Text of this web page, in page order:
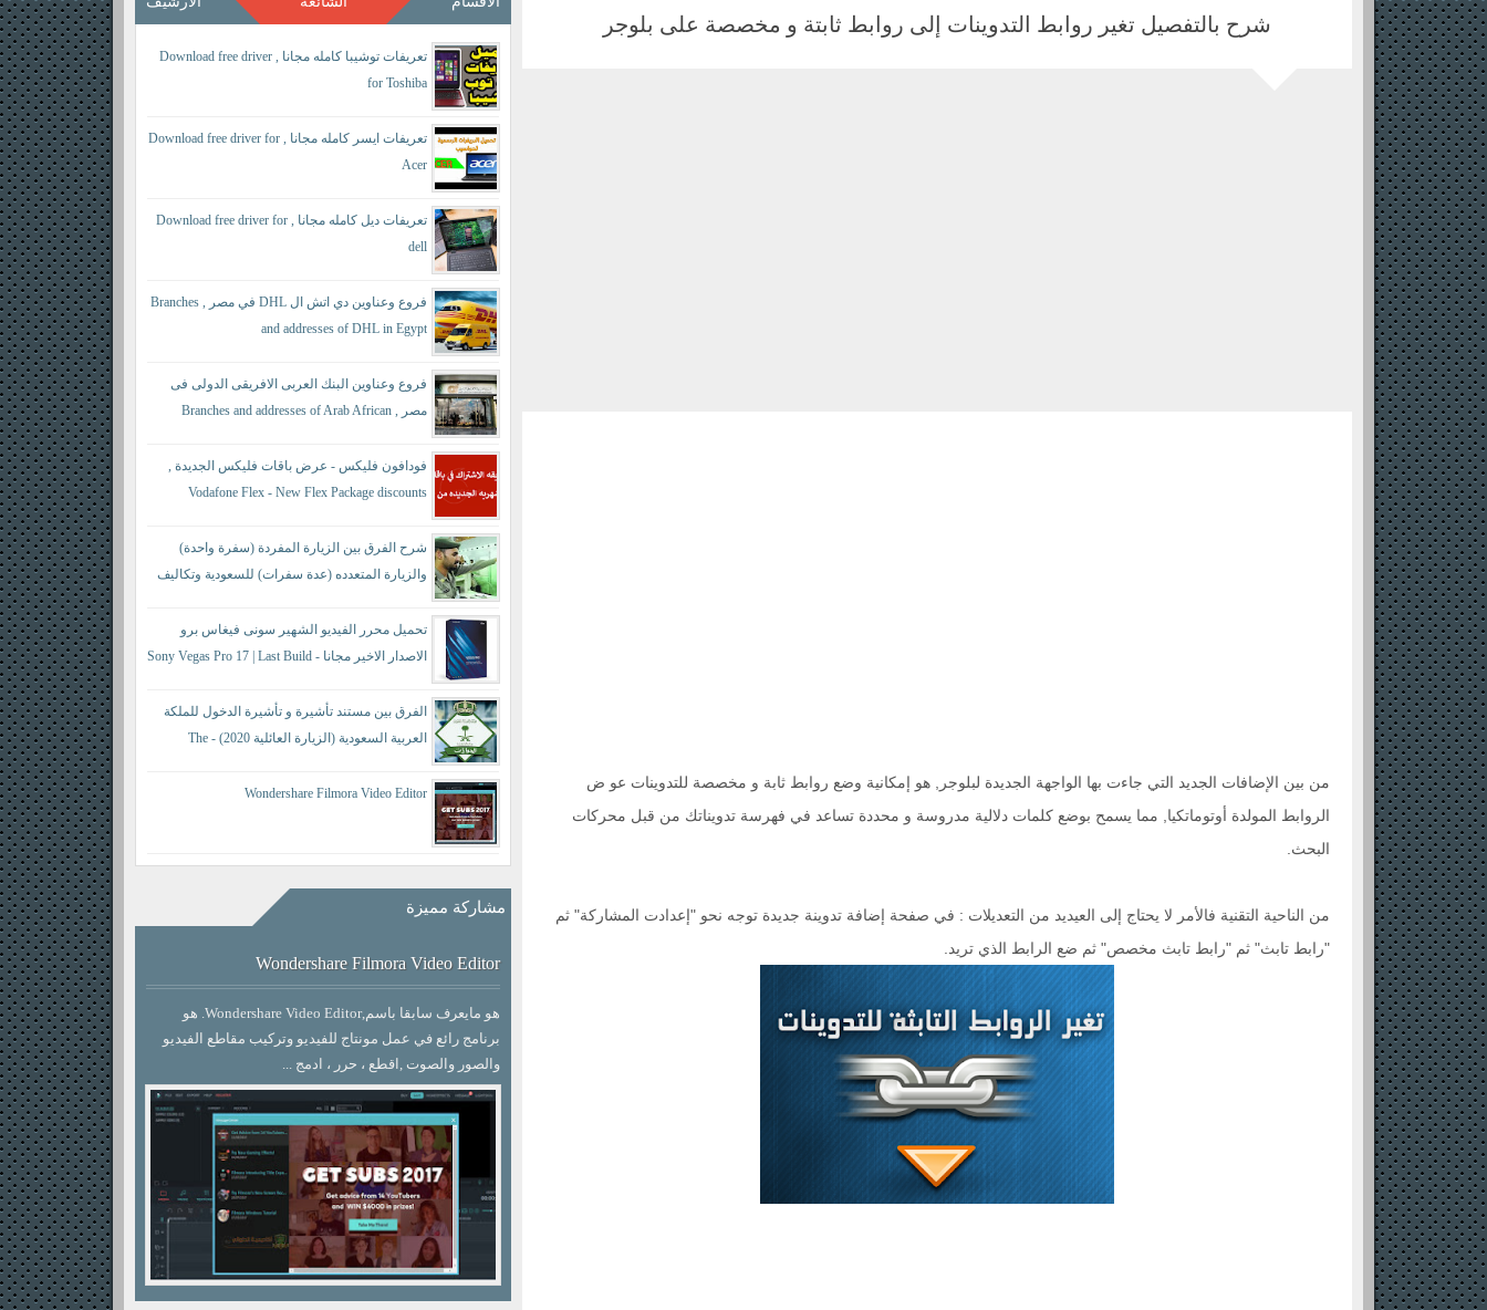
شرح بالتفصيل تغير روابط التدوينات إلى روابط ثابتة و مخصصة على بلوجر
من بين الإضافات الجديد التي جاءت بها الواجهة الجديدة لبلوجر, هو إمكانية وضع روابط ثابة و مخصصة للتدوينات عو ض
الروابط المولدة أوتوماتكيا, مما يسمح بوضع كلمات دلالية مدروسة و محددة تساعد في فهرسة تدويناتك من قبل محركات
البحث.
من الناحية التقنية فالأمر لا يحتاج إلى العيديد من التعديلات : في صفحة إضافة تدوينة جديدة توجه نحو "إعدادت المشاركة" ثم
"رابط تابث" ثم "رابط تابث مخصص" ثم ضع الرابط الذي تريد.
تعريفات توشيبا كامله مجانا , Download free driver
for Toshiba
تعريفات ايسر كامله مجانا , Download free driver for
Acer
تعريفات ديل كامله مجانا , Download free driver for
dell
فروع وعناوين دي اتش ال DHL في مصر , Branches
and addresses of DHL in Egypt
فروع وعناوين البنك العربى الافريقى الدولى فى
مصر , Branches and addresses of Arab African
فودافون فليكس - عرض باقات فليكس الجديدة ,
Vodafone Flex - New Flex Package discounts
شرح الفرق بين الزيارة المفردة (سفرة واحدة)
والزيارة المتعدده (عدة سفرات) للسعودية وتكاليف
single visit and a multiple visit
تحميل محرر الفيديو الشهير سونى فيغاس برو
الاصدار الاخير مجانا - Sony Vegas Pro 17 | Last Build
الفرق بين مستند تأشيرة و تأشيرة الدخول للملكة
العربية السعودية (الزيارة العائلية 2020) - The
Wondershare Filmora Video Editor
مشاركة مميزة
Wondershare Filmora Video Editor
هو مايعرف سابقا باسم,Wondershare Video Editor. هو
برنامج رائع في عمل مونتاج للفيديو وتركيب مقاطع الفيديو
والصور والصوت ,اقطع ، حرر ، ادمج ...